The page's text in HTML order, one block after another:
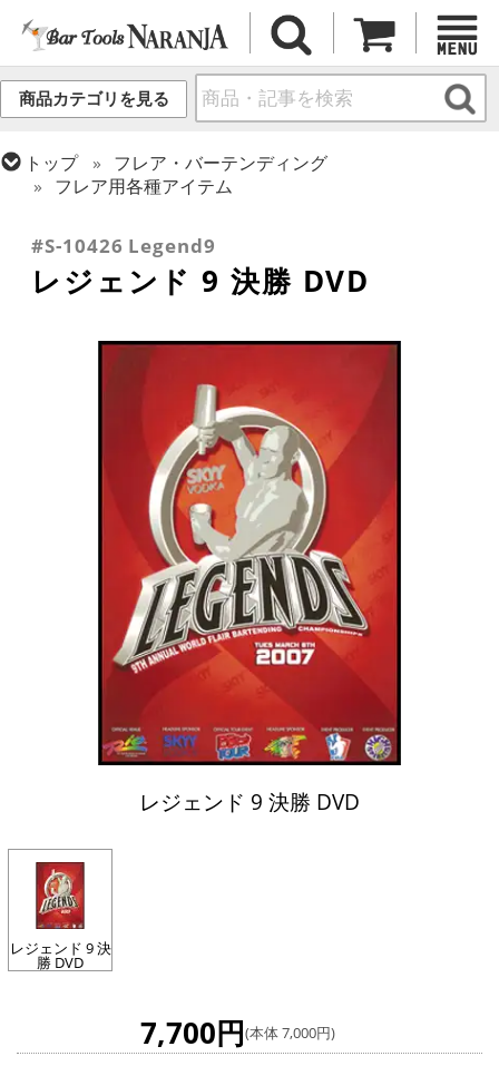
商品カテゴリを見る
トップ
フレア・バーテンディング
フレア用各種アイテム
#S-10426 Legend9
レジェンド 9 決勝 DVD
レジェンド 9 決勝 DVD
レジェンド 9 決
勝 DVD
7,700円(本体 7,000円)